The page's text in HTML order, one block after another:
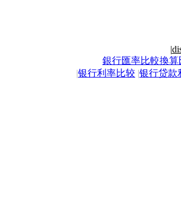
|
銀行匯率比較換算
|银行利率比较 |银行贷款